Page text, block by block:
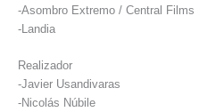
-Asombro Extremo / Central Films
-Landia
Realizador
-Javier Usandivaras
-Nicolás Núbile